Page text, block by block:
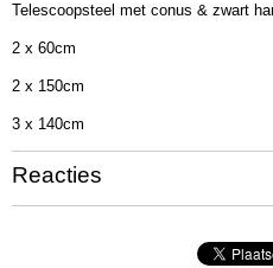
Afmetingen (l,b,h)
168 x 4 x 4 cm
Telescoopsteel met conus & zwart
2 x 60cm
2 x 150cm
3 x 140cm
Reacties